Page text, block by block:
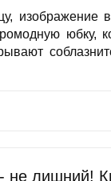
изображение в
юбку,
не лишний!